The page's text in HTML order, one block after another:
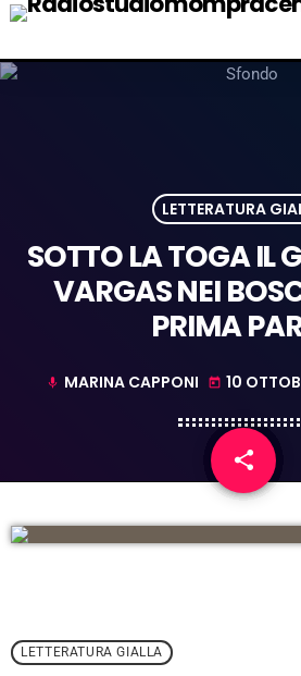
LETTERATURA
SOTTO LA TOGA IL
VARGAS NEI
PRIMA
mic MARINA CAPPONI today 10
share
email
LETTERATURA GIALLA